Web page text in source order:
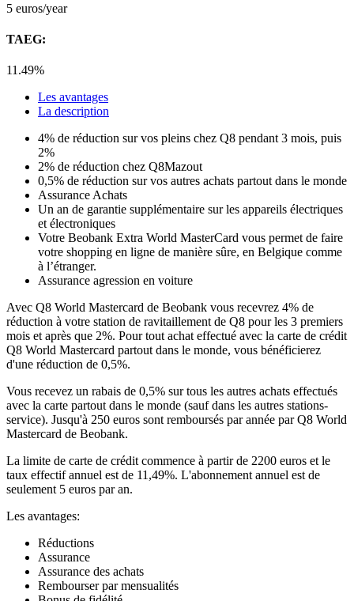
5 euros/year
TAEG:
11.49%
Les avantages
La description
4% de réduction sur vos pleins chez Q8 pendant 3 mois, puis
2%
2% de réduction chez Q8Mazout
0,5% de réduction sur vos autres achats partout dans le monde
Assurance Achats
Un an de garantie supplémentaire sur les appareils électriques
et électroniques
Votre Beobank Extra World MasterCard vous permet de faire
votre shopping en ligne de manière sûre, en Belgique comme
à l’étranger.
Assurance agression en voiture
Avec Q8 World Mastercard de Beobank vous recevrez 4% de
réduction à votre station de ravitaillement de Q8 pour les 3 premiers
mois et après que 2%. Pour tout achat effectué avec la carte de crédit
Q8 World Mastercard partout dans le monde, vous bénéficierez
d'une réduction de 0,5%.
Vous recevez un rabais de 0,5% sur tous les autres achats effectués
avec la carte partout dans le monde (sauf dans les autres stations-
service). Jusqu'à 250 euros sont remboursés par année par Q8 World
Mastercard de Beobank.
La limite de carte de crédit commence à partir de 2200 euros et le
taux effectif annuel est de 11,49%. L'abonnement annuel est de
seulement 5 euros par an.
Les avantages:
Réductions
Assurance
Assurance des achats
Rembourser par mensualités